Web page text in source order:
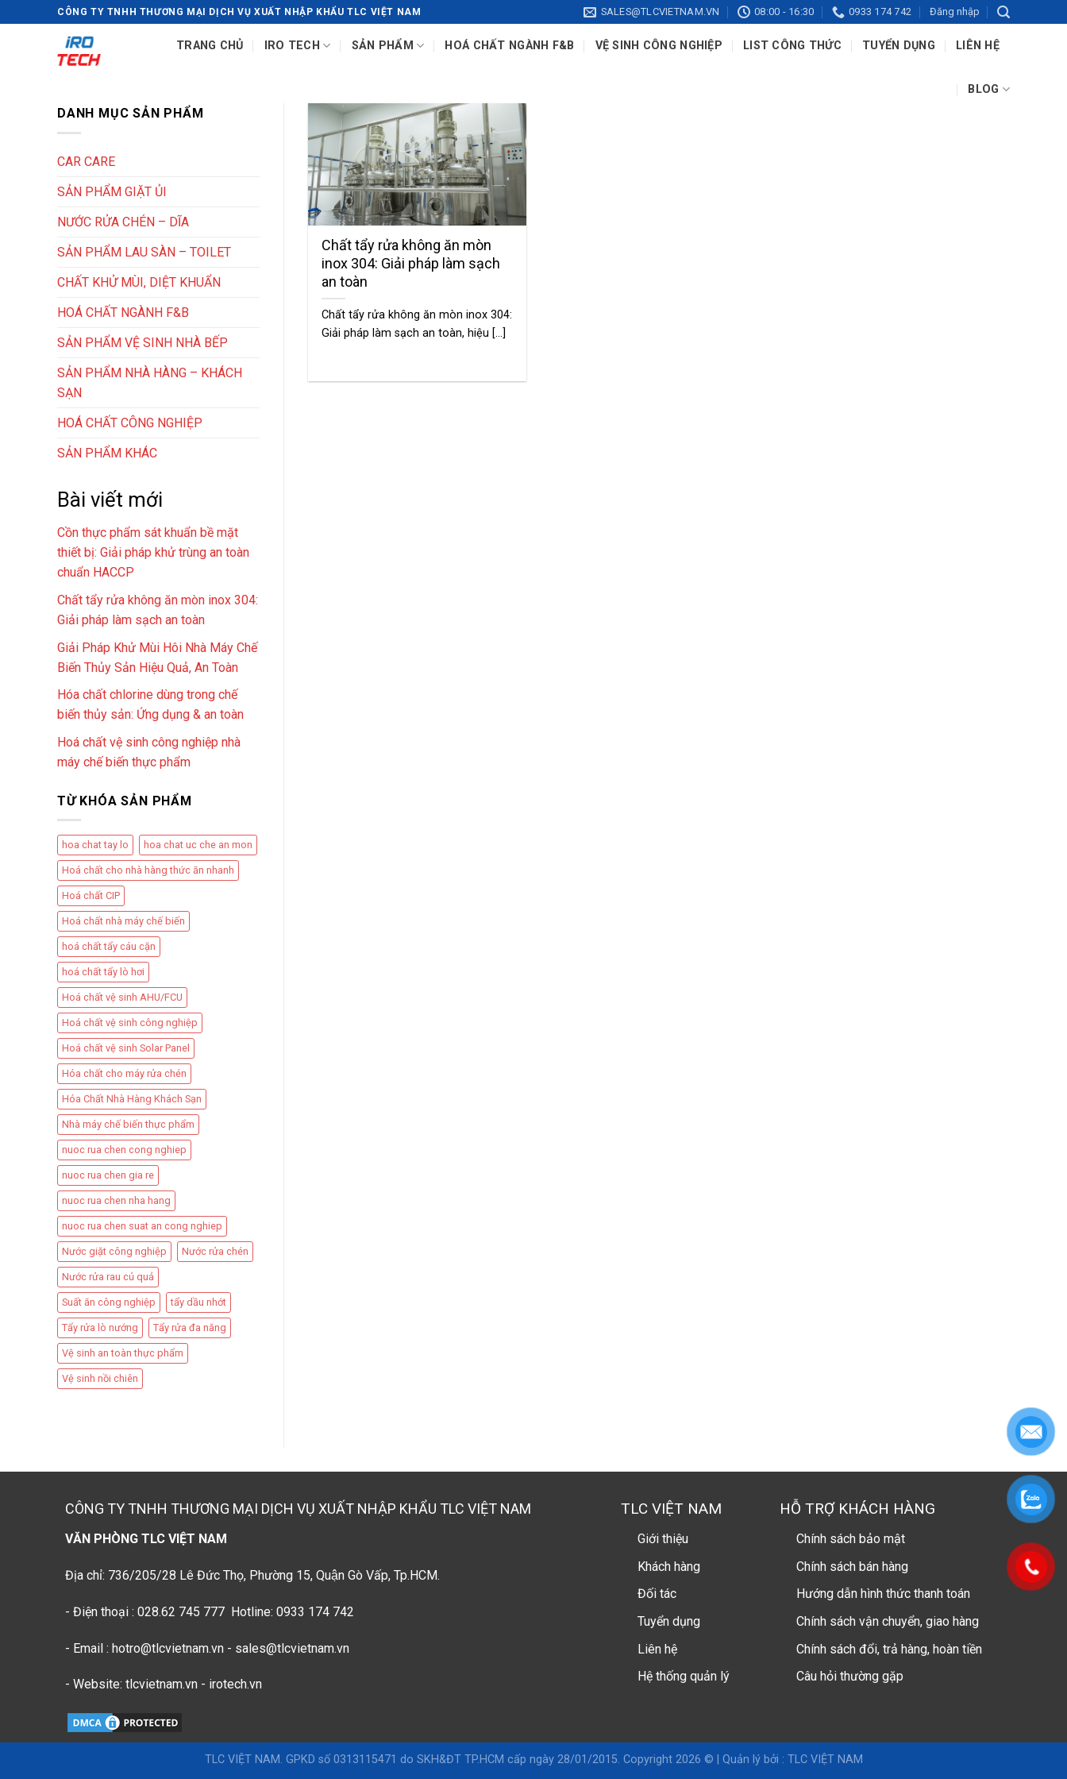
đến
CÔNG TY TNHH THƯƠNG MẠI DỊCH VỤ XUẤT NHẬP KHẨU TLC VIỆT NAM SALES@TLCVIETNAM.VN 08:00 - 16:30 0933 174 742 Đăng nhập
TRANG CHỦ IRO TECH SẢN PHẨM HOÁ CHẤT NGÀNH F&B VỆ SINH CÔNG NGHIỆP LIST CÔNG THỨC TUYỂN DỤNG LIÊN HỆ
BLOG
DANH MỤC SẢN PHẨM
CAR CARE
SẢN PHẨM GIẶT ỦI
NƯỚC RỬA CHÉN – DĨA
SẢN PHẨM LAU SÀN – TOILET
CHẤT KHỬ MÙI, DIỆT KHUẨN
HOÁ CHẤT NGÀNH F&B
SẢN PHẨM VỆ SINH NHÀ BẾP
SẢN PHẨM NHÀ HÀNG – KHÁCH
SẠN
HOÁ CHẤT CÔNG NGHIỆP
SẢN PHẨM KHÁC
Bài viết mới
Cồn thực phẩm sát khuẩn bề mặt
thiết bị: Giải pháp khử trùng an toàn
chuẩn HACCP
Chất tẩy rửa không ăn mòn inox 304:
Giải pháp làm sạch an toàn
Giải Pháp Khử Mùi Hôi Nhà Máy Chế
Biến Thủy Sản Hiệu Quả, An Toàn
Hóa chất chlorine dùng trong chế
biến thủy sản: Ứng dụng & an toàn
Hoá chất vệ sinh công nghiệp nhà
máy chế biến thực phẩm
TỪ KHÓA SẢN PHẨM
hoa chat tay lo hoa chat uc che an mon
Hoá chất cho nhà hàng thức ăn nhanh
Hoá chất CIP
Hoá chất nhà máy chế biến
hoá chất tẩy cáu cặn
hoá chất tẩy lò hơi
Hoá chất vệ sinh AHU/FCU
Hoá chất vệ sinh công nghiệp
Hoá chất vệ sinh Solar Panel
Hóa chất cho máy rửa chén
Hóa Chất Nhà Hàng Khách Sạn
Nhà máy chế biến thực phẩm
nuoc rua chen cong nghiep
nuoc rua chen gia re
nuoc rua chen nha hang
nuoc rua chen suat an cong nghiep
Nước giặt công nghiệp Nước rửa chén
Nước rửa rau củ quả
Suất ăn công nghiệp tẩy dầu nhớt
Tẩy rửa lò nướng Tẩy rửa đa năng
Vệ sinh an toàn thực phẩm
Vệ sinh nồi chiên
Chất tẩy rửa không ăn mòn
inox 304: Giải pháp làm sạch
an toàn
Chất tẩy rửa không ăn mòn inox 304:
Giải pháp làm sạch an toàn, hiệu [...]
CÔNG TY TNHH THƯƠNG MẠI DỊCH VỤ XUẤT NHẬP KHẨU TLC VIỆT NAM
VĂN PHÒNG TLC VIỆT NAM
Địa chỉ: 736/205/28 Lê Đức Thọ, Phường 15, Quận Gò Vấp, Tp.HCM.
- Điện thoại : 028.62 745 777 Hotline: 0933 174 742
- Email : hotro@tlcvietnam.vn - sales@tlcvietnam.vn
- Website: tlcvietnam.vn - irotech.vn
TLC VIỆT NAM
Giới thiệu
Khách hàng
Đối tác
Tuyển dụng
Liên hệ
Hệ thống quản lý
HỖ TRỢ KHÁCH HÀNG
Chính sách bảo mật
Chính sách bán hàng
Hướng dẫn hình thức thanh toán
Chính sách vận chuyển, giao hàng
Chính sách đổi, trả hàng, hoàn tiền
Câu hỏi thường gặp
TLC VIỆT NAM. GPKD số 0313115471 do SKH&ĐT TP.HCM cấp ngày 28/01/2015. Copyright 2026 © | Quản lý bởi : TLC VIỆT NAM